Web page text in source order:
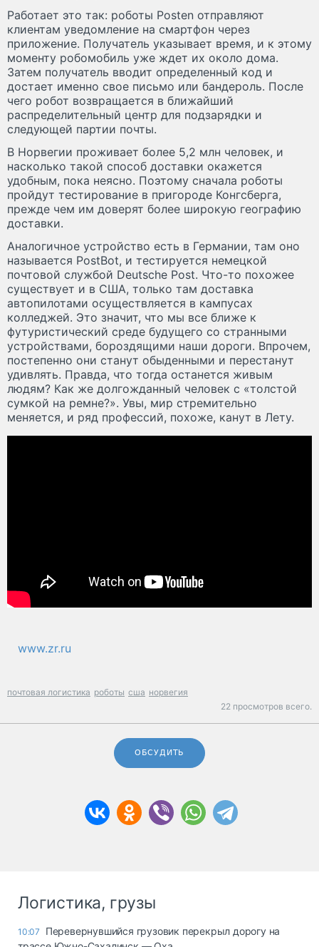
Работает это так: роботы Posten отправляют
клиентам уведомление на смартфон через
приложение. Получатель указывает время, и к этому
моменту робомобиль уже ждет их около дома.
Затем получатель вводит определенный код и
достает именно свое письмо или бандероль. После
чего робот возвращается в ближайший
распределительный центр для подзарядки и
следующей партии почты.
В Норвегии проживает более 5,2 млн человек, и
насколько такой способ доставки окажется
удобным, пока неясно. Поэтому сначала роботы
пройдут тестирование в пригороде Конгсберга,
прежде чем им доверят более широкую географию
доставки.
Аналогичное устройство есть в Германии, там оно
называется PostBot, и тестируется немецкой
почтовой службой Deutsche Post. Что-то похожее
существует и в США, только там доставка
автопилотами осуществляется в кампусах
колледжей. Это значит, что мы все ближе к
футуристический среде будущего со странными
устройствами, бороздящими наши дороги. Впрочем,
постепенно они станут обыденными и перестанут
удивлять. Правда, что тогда останется живым
людям? Как же долгожданный человек с «толстой
сумкой на ремне?». Увы, мир стремительно
меняется, и ряд профессий, похоже, канут в Лету.
www.zr.ru
почтовая логистика роботы сша норвегия
22 просмотров всего.
ОБСУДИТЬ
Логистика, грузы
10:07
Перевернувшийся грузовик перекрыл дорогу на